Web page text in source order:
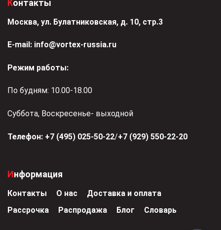
Контакты
Москва, ул. Булатниковская, д. 10, стр.3
Е-mail: info@vortex-russia.ru
Режим работы:
По будням: 10.00-18.00
Суббота, Воскресенье- выходной
Телефон: +7 (495) 025-50-22/+7 (929) 550-22-20
Информация
Контакты О нас
Доставка и оплата
Рассрочка
Распродажа Блог Словарь